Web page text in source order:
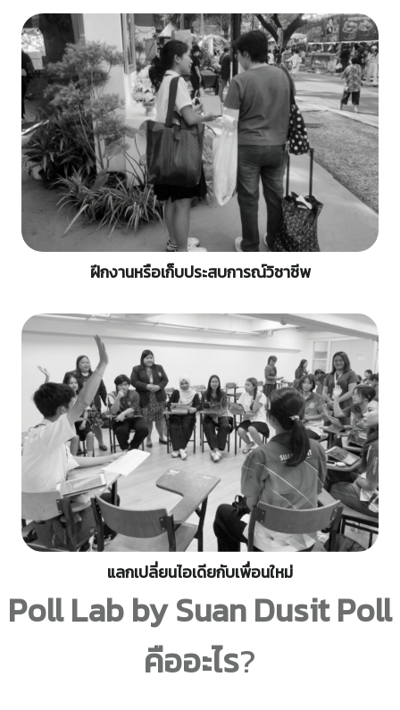
ฝึกงานหรือเก็บประสบการณ์วิชาชีพ
แลกเปลี่ยนไอเดียกับเพื่อนใหม่
Poll Lab by Suan Dusit Poll
คืออะไร?